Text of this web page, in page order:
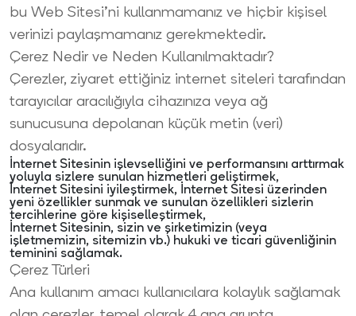
bu Web Sitesi’ni kullanmamanız ve hiçbir kişisel
verinizi paylaşmamanız gerekmektedir.
Çerez Nedir ve Neden Kullanılmaktadır?
Çerezler, ziyaret ettiğiniz internet siteleri tarafından
tarayıcılar aracılığıyla cihazınıza veya ağ
sunucusuna depolanan küçük metin (veri)
dosyalarıdır.
İnternet Sitesinin işlevselliğini ve performansını arttırmak
yoluyla sizlere sunulan hizmetleri geliştirmek,
İnternet Sitesini iyileştirmek, İnternet Sitesi üzerinden
yeni özellikler sunmak ve sunulan özellikleri sizlerin
tercihlerine göre kişiselleştirmek,
İnternet Sitesinin, sizin ve şirketimizin (veya
işletmemizin, sitemizin vb.) hukuki ve ticari güvenliğinin
teminini sağlamak.
Çerez Türleri
Ana kullanım amacı kullanıcılara kolaylık sağlamak